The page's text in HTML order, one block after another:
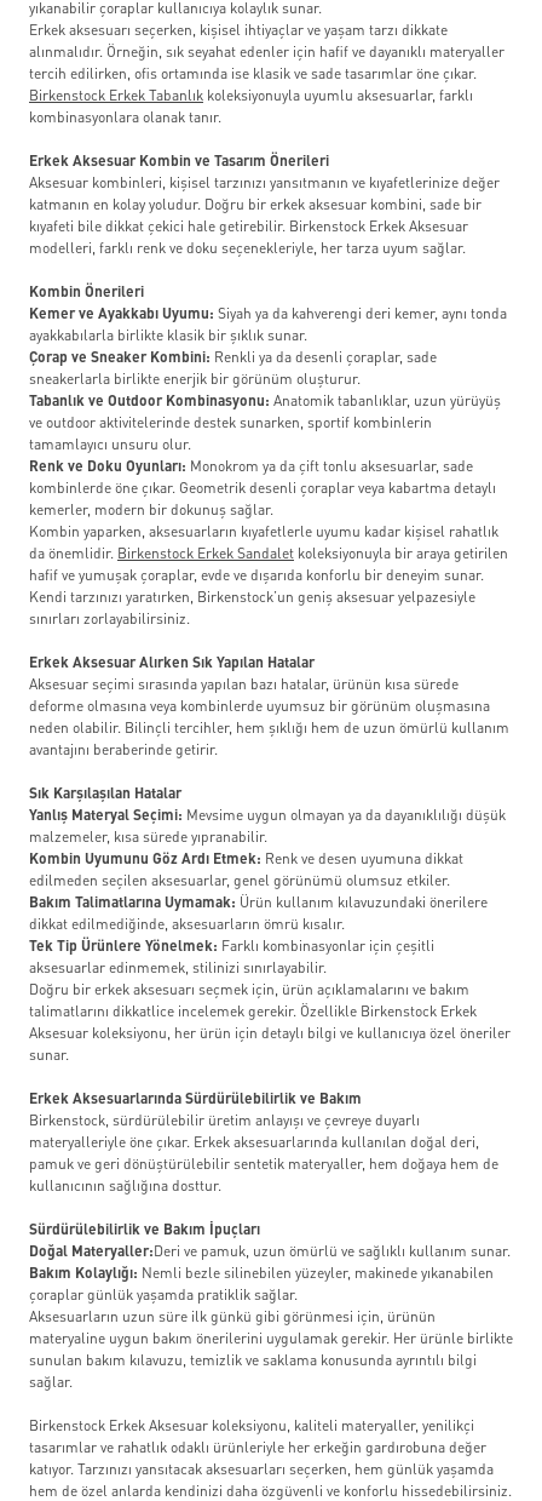
yıkanabilir çoraplar kullanıcıya kolaylık sunar.
Erkek aksesuarı seçerken, kişisel ihtiyaçlar ve yaşam tarzı dikkate
alınmalıdır. Örneğin, sık seyahat edenler için hafif ve dayanıklı materyaller
tercih edilirken, ofis ortamında ise klasik ve sade tasarımlar öne çıkar.
Birkenstock Erkek Tabanlık koleksiyonuyla uyumlu aksesuarlar, farklı
kombinasyonlara olanak tanır.
Erkek Aksesuar Kombin ve Tasarım Önerileri
Aksesuar kombinleri, kişisel tarzınızı yansıtmanın ve kıyafetlerinize değer
katmanın en kolay yoludur. Doğru bir erkek aksesuar kombini, sade bir
kıyafeti bile dikkat çekici hale getirebilir. Birkenstock Erkek Aksesuar
modelleri, farklı renk ve doku seçenekleriyle, her tarza uyum sağlar.
Kombin Önerileri
Kemer ve Ayakkabı Uyumu: Siyah ya da kahverengi deri kemer, aynı tonda
ayakkabılarla birlikte klasik bir şıklık sunar.
Çorap ve Sneaker Kombini: Renkli ya da desenli çoraplar, sade
sneakerlarla birlikte enerjik bir görünüm oluşturur.
Tabanlık ve Outdoor Kombinasyonu: Anatomik tabanlıklar, uzun yürüyüş
ve outdoor aktivitelerinde destek sunarken, sportif kombinlerin
tamamlayıcı unsuru olur.
Renk ve Doku Oyunları: Monokrom ya da çift tonlu aksesuarlar, sade
kombinlerde öne çıkar. Geometrik desenli çoraplar veya kabartma detaylı
kemerler, modern bir dokunuş sağlar.
Kombin yaparken, aksesuarların kıyafetlerle uyumu kadar kişisel rahatlık
da önemlidir. Birkenstock Erkek Sandalet koleksiyonuyla bir araya getirilen
hafif ve yumuşak çoraplar, evde ve dışarıda konforlu bir deneyim sunar.
Kendi tarzınızı yaratırken, Birkenstock’un geniş aksesuar yelpazesiyle
sınırları zorlayabilirsiniz.
Erkek Aksesuar Alırken Sık Yapılan Hatalar
Aksesuar seçimi sırasında yapılan bazı hatalar, ürünün kısa sürede
deforme olmasına veya kombinlerde uyumsuz bir görünüm oluşmasına
neden olabilir. Bilinçli tercihler, hem şıklığı hem de uzun ömürlü kullanım
avantajını beraberinde getirir.
Sık Karşılaşılan Hatalar
Yanlış Materyal Seçimi: Mevsime uygun olmayan ya da dayanıklılığı düşük
malzemeler, kısa sürede yıpranabilir.
Kombin Uyumunu Göz Ardı Etmek: Renk ve desen uyumuna dikkat
edilmeden seçilen aksesuarlar, genel görünümü olumsuz etkiler.
Bakım Talimatlarına Uymamak: Ürün kullanım kılavuzundaki önerilere
dikkat edilmediğinde, aksesuarların ömrü kısalır.
Tek Tip Ürünlere Yönelmek: Farklı kombinasyonlar için çeşitli
aksesuarlar edinmemek, stilinizi sınırlayabilir.
Doğru bir erkek aksesuarı seçmek için, ürün açıklamalarını ve bakım
talimatlarını dikkatlice incelemek gerekir. Özellikle Birkenstock Erkek
Aksesuar koleksiyonu, her ürün için detaylı bilgi ve kullanıcıya özel öneriler
sunar.
Erkek Aksesuarlarında Sürdürülebilirlik ve Bakım
Birkenstock, sürdürülebilir üretim anlayışı ve çevreye duyarlı
materyalleriyle öne çıkar. Erkek aksesuarlarında kullanılan doğal deri,
pamuk ve geri dönüştürülebilir sentetik materyaller, hem doğaya hem de
kullanıcının sağlığına dosttur.
Sürdürülebilirlik ve Bakım İpuçları
Doğal Materyaller: Deri ve pamuk, uzun ömürlü ve sağlıklı kullanım sunar.
Bakım Kolaylığı: Nemli bezle silinebilen yüzeyler, makinede yıkanabilen
çoraplar günlük yaşamda pratiklik sağlar.
Aksesuarların uzun süre ilk günkü gibi görünmesi için, ürünün
materyaline uygun bakım önerilerini uygulamak gerekir. Her ürünle birlikte
sunulan bakım kılavuzu, temizlik ve saklama konusunda ayrıntılı bilgi
sağlar.
Birkenstock Erkek Aksesuar koleksiyonu, kaliteli materyaller, yenilikçi
tasarımlar ve rahatlık odaklı ürünleriyle her erkeğin gardırobuna değer
katıyor. Tarzınızı yansıtacak aksesuarları seçerken, hem günlük yaşamda
hem de özel anlarda kendinizi daha özgüvenli ve konforlu hissedebilirsiniz.